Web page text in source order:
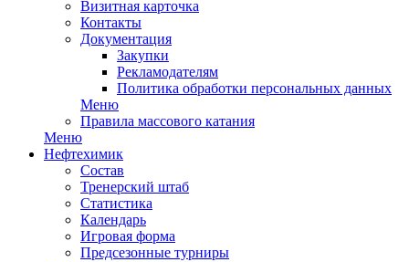
Визитная карточка
Контакты
Документация
Закупки
Рекламодателям
Политика обработки персональных данных
Меню
Правила массового катания
Меню
Нефтехимик
Состав
Тренерский штаб
Статистика
Календарь
Игровая форма
Предсезонные турниры